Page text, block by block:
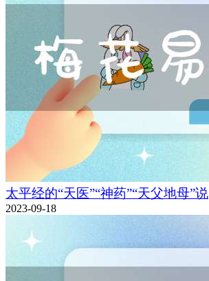
太平经的“天医”“神药”“天父地母”说
2023-09-18